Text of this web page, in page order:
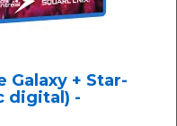
Galaxy + Star-
digital) -